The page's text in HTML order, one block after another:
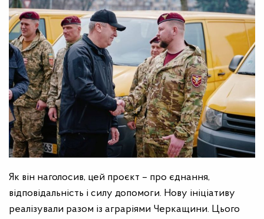
Як він наголосив, цей проєкт – про єднання,
відповідальність і силу допомоги. Нову ініціативу
реалізували разом із аграріями Черкащини. Цього